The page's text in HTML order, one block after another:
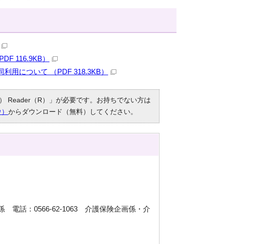
116.9KB）
用について （PDF 318.3KB）
Reader（R）」が必要です。お持ちでない方は
からダウンロード（無料）してください。
電話：0566-62-1063 介護保険企画係・介